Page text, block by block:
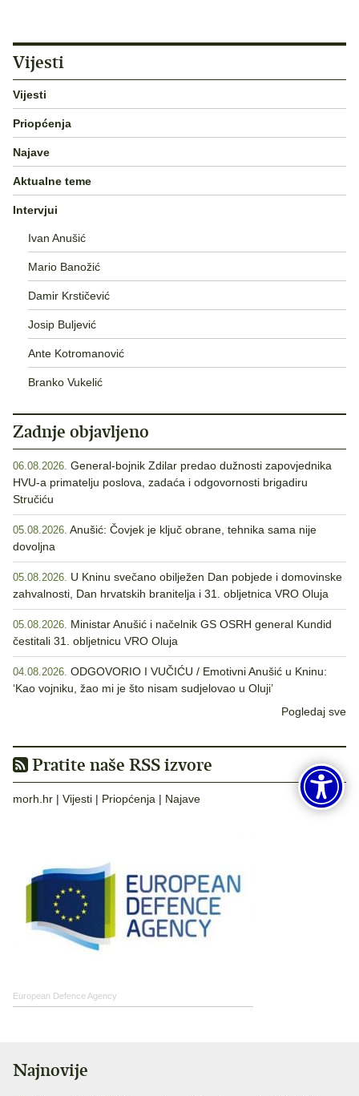
Vijesti
Vijesti
Priopćenja
Najave
Aktualne teme
Intervjui
Ivan Anušić
Mario Banožić
Damir Krstičević
Josip Buljević
Ante Kotromanović
Branko Vukelić
Zadnje objavljeno
06.08.2026. General-bojnik Zdilar predao dužnosti zapovjednika
HVU-a primatelju poslova, zadaća i odgovornosti brigadiru
Stručiću
05.08.2026. Anušić: Čovjek je ključ obrane, tehnika sama nije
dovoljna
05.08.2026. U Kninu svečano obilježen Dan pobjede i domovinske
zahvalnosti, Dan hrvatskih branitelja i 31. obljetnica VRO Oluja
05.08.2026. Ministar Anušić i načelnik GS OSRH general Kundid
čestitali 31. obljetnicu VRO Oluja
04.08.2026. ODGOVORIO I VUČIĆU / Emotivni Anušić u Kninu:
‘Kao vojniku, žao mi je što nisam sudjelovao u Oluji’
Pogledaj sve
Pratite naše RSS izvore
morh.hr | Vijesti | Priopćenja | Najave
European Defence Agency
Najnovije